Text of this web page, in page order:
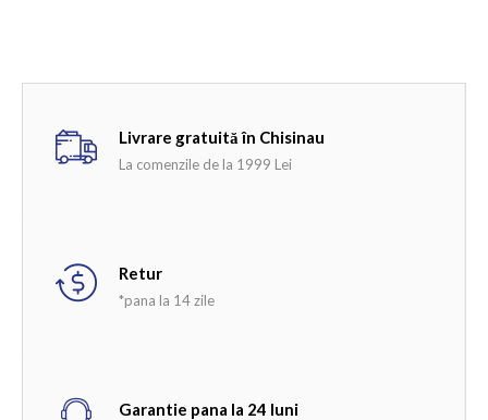
Livrare gratuită în Chisinau
La comenzile de la 1999 Lei
Retur
*pana la 14 zile
Garantie pana la 24 luni